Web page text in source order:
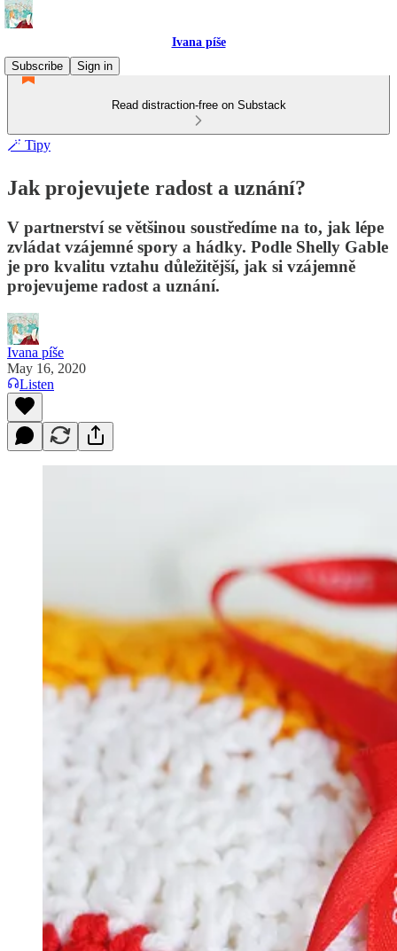
Ivana píše
Subscribe
Sign in
Read distraction-free on Substack
🪄 Tipy
Jak projevujete radost a uznání?
V partnerství se většinou soustředíme na to, jak lépe
zvládat vzájemné spory a hádky. Podle Shelly Gable
je pro kvalitu vztahu důležitější, jak si vzájemně
projevujeme radost a uznání.
Ivana píše
May 16, 2020
Listen